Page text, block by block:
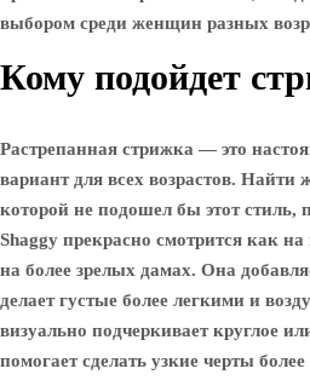
выбором среди женщин разных
Кому подойдет
Растрепанная стрижка — это
вариант для всех возрастов.
которой не подошел бы этот стиль,
Shaggy прекрасно смотрится как
на более зрелых дамах. Она
делает густые более легкими и
визуально подчеркивает круглое
помогает сделать узкие черты